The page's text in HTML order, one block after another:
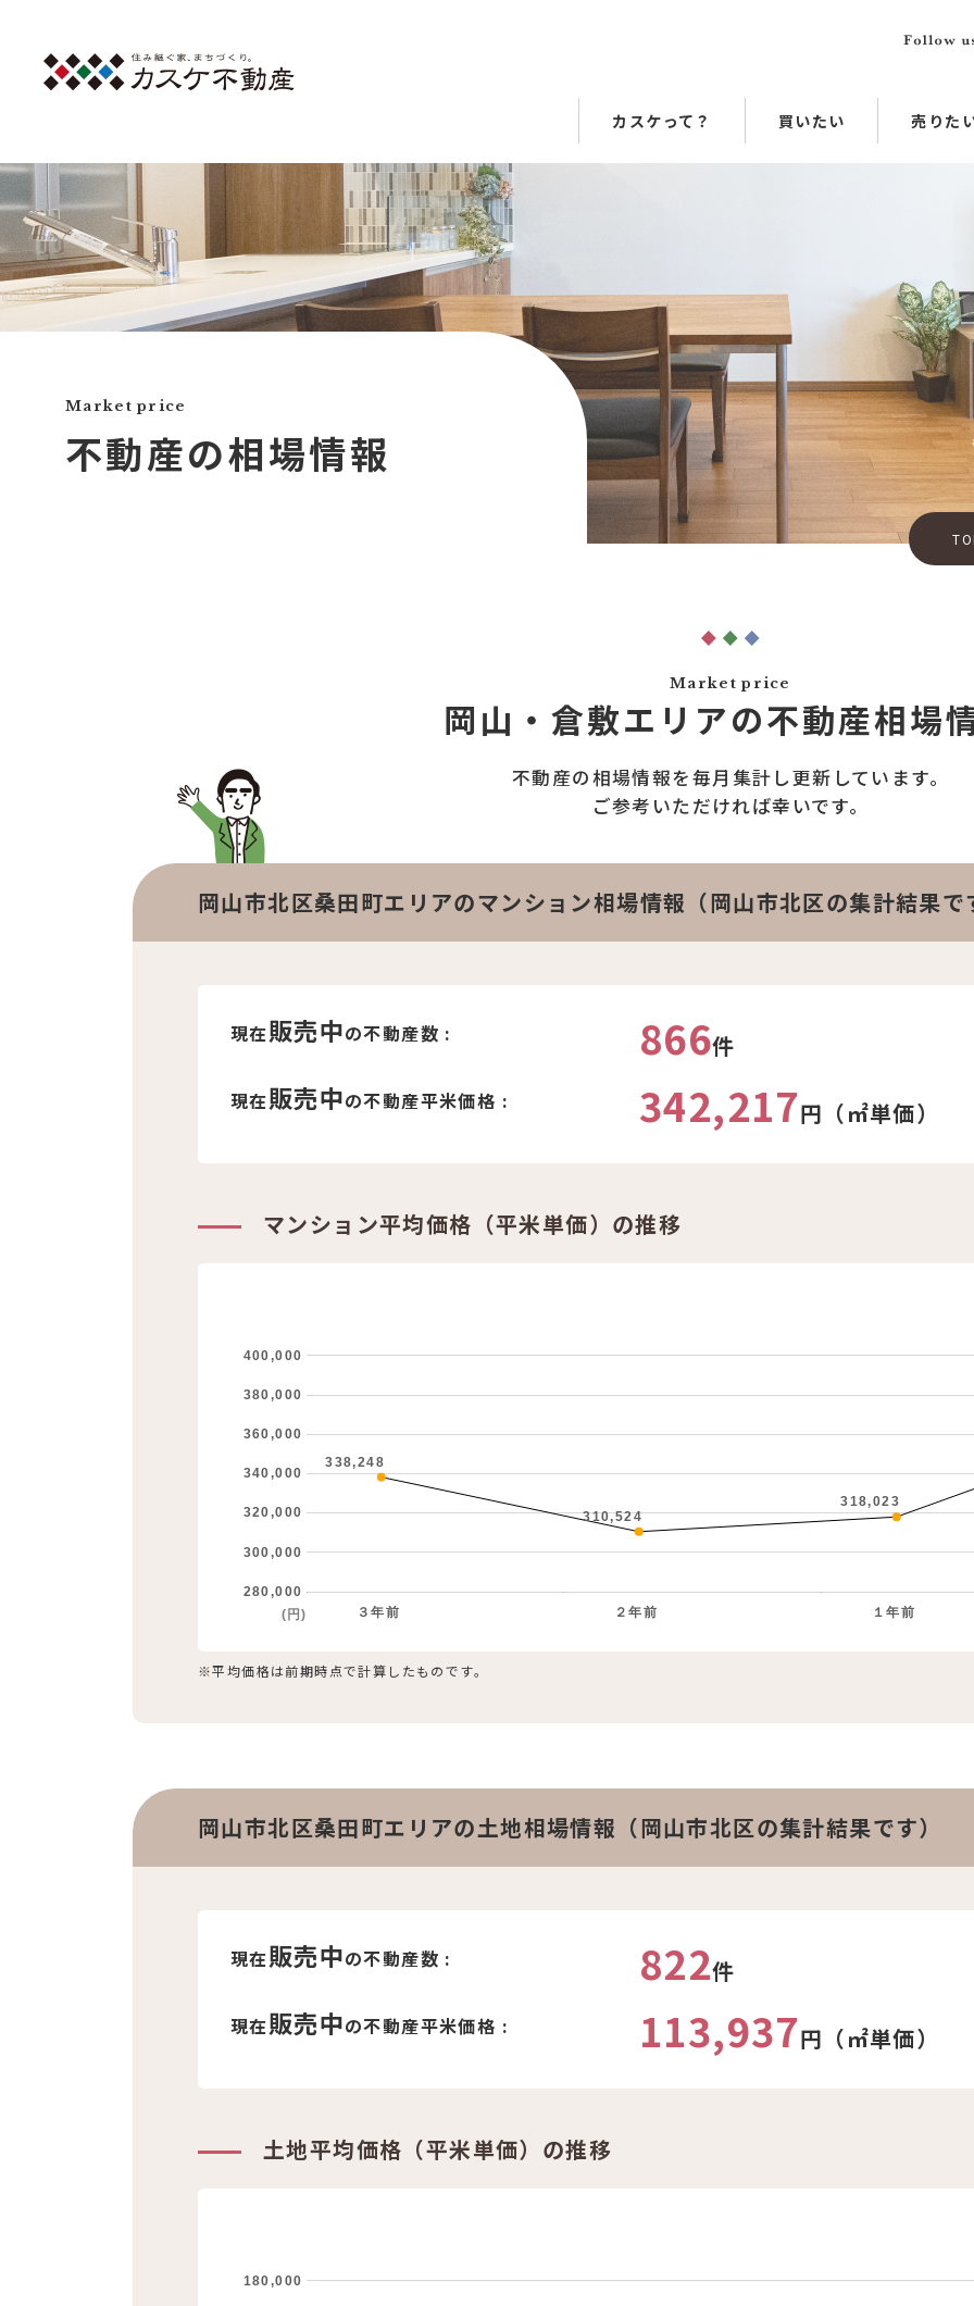
カスケって？ 買いたい 売りた
Market price
不動産の相場情報
Market price
岡山・倉敷エリアの不動産相場
不動産の相場情報を毎月集計し更新しています。
ご参考いただければ幸いです。
岡山市北区桑田町エリアのマンション相場情報（岡山市北区の集計結果で
現在販売中の不動産数 : 866件
現在販売中の不動産平米価格 : 342,217円（㎡単価）
マンション平均価格（平米単価）の推移
３年前 ２年前 １年前
280,000
300,000
320,000
340,000
360,000
380,000
400,000
338,248
310,524
318,023
(円)
※平均価格は前期時点で計算したものです。
岡山市北区桑田町エリアの土地相場情報（岡山市北区の集計結果です）
現在販売中の不動産数 : 822件
現在販売中の不動産平米価格 : 113,937円（㎡単価）
土地平均価格（平米単価）の推移
180,000